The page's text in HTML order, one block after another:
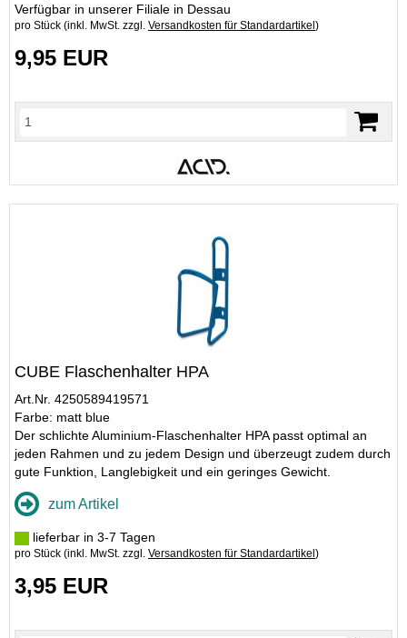
Verfügbar in unserer Filiale in Dessau
pro Stück (inkl. MwSt. zzgl. Versandkosten für Standardartikel )
9,95 EUR
CUBE Flaschenhalter HPA
Art.Nr. 4250589419571
Farbe: matt blue
Der schlichte Aluminium-Flaschenhalter HPA passt optimal an
jeden Rahmen und zu jedem Design und überzeugt zudem durch
gute Funktion, Langlebigkeit und ein geringes Gewicht.
zum Artikel
lieferbar in 3-7 Tagen
pro Stück (inkl. MwSt. zzgl. Versandkosten für Standardartikel)
3,95 EUR